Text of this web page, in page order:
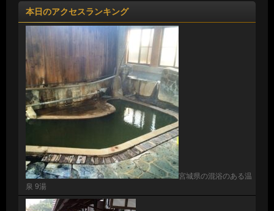
本日のアクセスランキング
宮城県の混浴のある温
泉 9湯